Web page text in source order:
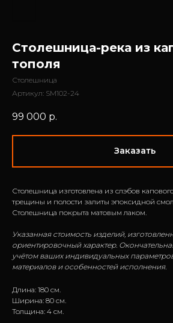
Столешница-река из
тополя
Столешница
Артикул: SM102-24
99 000 р.
Заказать
Столешница изготовлена из слэбов
трещины и полости залиты эпоксидной
Столешница покрыта матовым лаком.
Указанная стоимость изделий,
ориентировочный характер.
учётом ваших индивидуальных
материалов и особенностей исполнения.
Длина: 180 см.
Ширина: 80 см.
Толщина: 4 см.